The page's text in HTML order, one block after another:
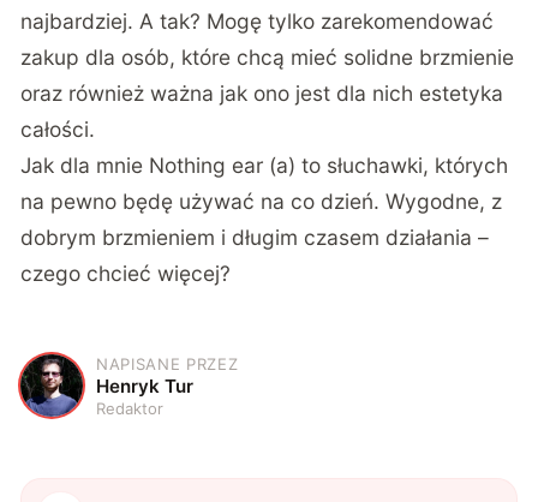
najbardziej. A tak? Mogę tylko zarekomendować
zakup dla osób, które chcą mieć solidne brzmienie
oraz również ważna jak ono jest dla nich estetyka
całości.
Jak dla mnie Nothing ear (a) to słuchawki, których
na pewno będę używać na co dzień. Wygodne, z
dobrym brzmieniem i długim czasem działania –
czego chcieć więcej?
H
NAPISANE PRZEZ
Henryk Tur
Redaktor